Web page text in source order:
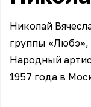
Николай
группы
Народный
1957 года в